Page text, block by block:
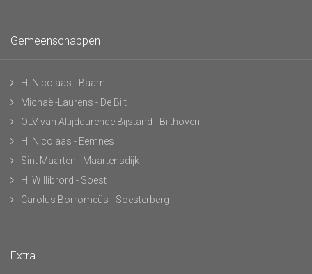
Gemeenschappen
H. Nicolaas - Baarn
Michaël-Laurens - De Bilt
OLV van Altijddurende Bijstand - Bilthoven
H. Nicolaas - Eemnes
Sint Maarten - Maartensdijk
H. Willibrord - Soest
Carolus Borromeüs - Soesterberg
Extra